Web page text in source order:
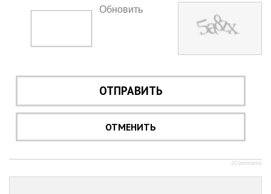
Обновить
ОТПРАВИТЬ
ОТМЕНИТЬ
JComments